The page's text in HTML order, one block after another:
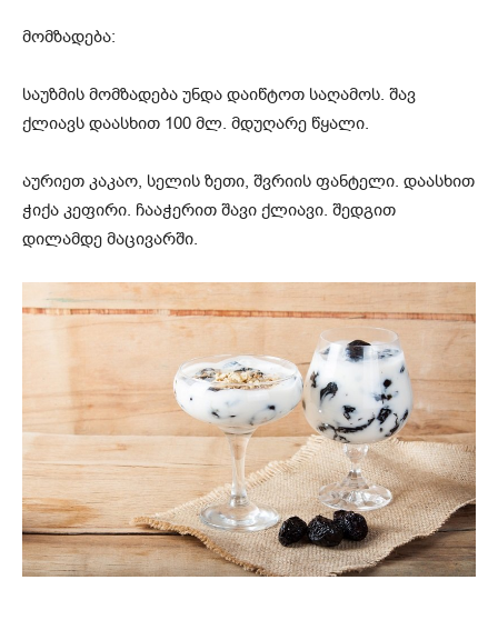
მომზადება:
საუზმის მომზადება უნდა დაიწტოთ საღამოს. შავ
ქლიავს დაასხით 100 მლ. მდუღარე წყალი.
აურიეთ კაკაო, სელის ზეთი, შვრიის ფანტელი. დაასხით
ჭიქა კეფირი. ჩააჭერით შავი ქლიავი. შედგით
დილამდე მაცივარში.